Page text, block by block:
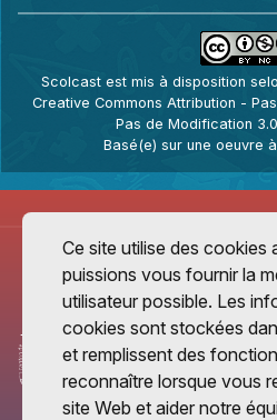
Scolcast est mis à disposition
Creative Commons Attribution -
Pas de Modification
Basé(e) sur une oeuvre à
Ce site utilise des cookies
puissions vous fournir la
utilisateur possible. Les
cookies sont stockées
et remplissent des
reconnaître lorsque vous
site Web et aider notre